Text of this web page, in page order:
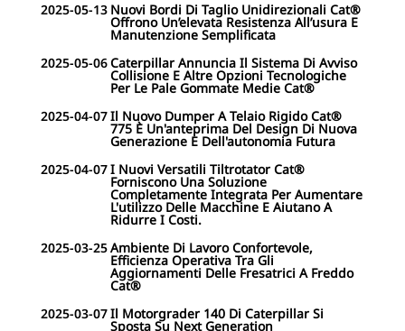
2025-05-13 Nuovi Bordi Di Taglio Unidirezionali Cat®
Offrono Un’elevata Resistenza All’usura E
Manutenzione Semplificata
2025-05-06Caterpillar Annuncia Il Sistema Di Avviso
Collisione E Altre Opzioni Tecnologiche
Per Le Pale Gommate Medie Cat®
2025-04-07Il Nuovo Dumper A Telaio Rigido Cat®
775 È Un'anteprima Del Design Di Nuova
Generazione E Dell'autonomia Futura
2025-04-07I Nuovi Versatili Tiltrotator Cat®
Forniscono Una Soluzione
Completamente Integrata Per Aumentare
L'utilizzo Delle Macchine E Aiutano A
Ridurre I Costi.
2025-03-25Ambiente Di Lavoro Confortevole,
Efficienza Operativa Tra Gli
Aggiornamenti Delle Fresatrici A Freddo
Cat®
2025-03-07Il Motorgrader 140 Di Caterpillar Si
Sposta Su Next Generation